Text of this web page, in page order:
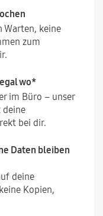
Warten, keine
zum
wo*
im Büro – unser
bei dir.
Daten bleiben
deine
Kopien,